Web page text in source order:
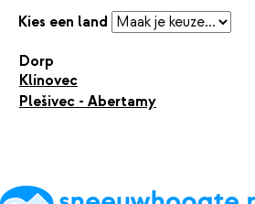
Kies een land
Dorp
Klínovec
Plešivec - Abertamy